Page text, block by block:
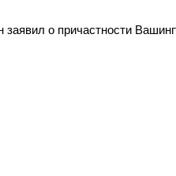
о причастности